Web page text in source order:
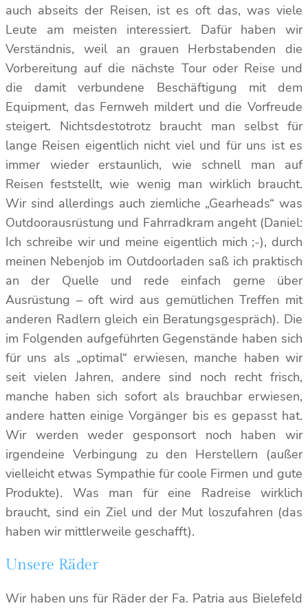
auch abseits der Reisen, ist es oft das, was viele
Leute am meisten interessiert. Dafür haben wir
Verständnis, weil an grauen Herbstabenden die
Vorbereitung auf die nächste Tour oder Reise und
die damit verbundene Beschäftigung mit dem
Equipment, das Fernweh mildert und die Vorfreude
steigert. Nichtsdestotrotz braucht man selbst für
lange Reisen eigentlich nicht viel und für uns ist es
immer wieder erstaunlich, wie schnell man auf
Reisen feststellt, wie wenig man wirklich braucht.
Wir sind allerdings auch ziemliche „Gearheads“ was
Outdoorausrüstung und Fahrradkram angeht (Daniel:
Ich schreibe wir und meine eigentlich mich ;-), durch
meinen Nebenjob im Outdoorladen saß ich praktisch
an der Quelle und rede einfach gerne über
Ausrüstung – oft wird aus gemütlichen Treffen mit
anderen Radlern gleich ein Beratungsgespräch). Die
im Folgenden aufgeführten Gegenstände haben sich
für uns als „optimal“ erwiesen, manche haben wir
seit vielen Jahren, andere sind noch recht frisch,
manche haben sich sofort als brauchbar erwiesen,
andere hatten einige Vorgänger bis es gepasst hat.
Wir werden weder gesponsort noch haben wir
irgendeine Verbingung zu den Herstellern (außer
vielleicht etwas Sympathie für coole Firmen und gute
Produkte). Was man für eine Radreise wirklich
braucht, sind ein Ziel und der Mut loszufahren (das
haben wir mittlerweile geschafft).
Unsere Räder
Wir haben uns für Räder der Fa. Patria aus Bielefeld